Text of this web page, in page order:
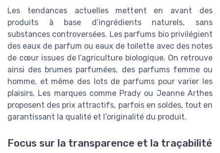
Les tendances actuelles mettent en avant des
produits à base d’ingrédients naturels, sans
substances controversées. Les parfums bio privilégient
des eaux de parfum ou eaux de toilette avec des notes
de cœur issues de l’agriculture biologique. On retrouve
ainsi des brumes parfumées, des parfums femme ou
homme, et même des lots de parfums pour varier les
plaisirs. Les marques comme Prady ou Jeanne Arthes
proposent des prix attractifs, parfois en soldes, tout en
garantissant la qualité et l’originalité du produit.
Focus sur la transparence et la traçabilité